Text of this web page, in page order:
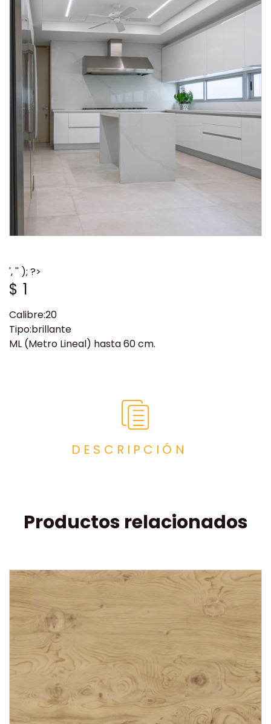
', '' ); ?>
$1
Calibre:20
Tipo:brillante
ML (Metro Lineal) hasta 60 cm.
DESCRIPCIÓN
Productos relacionados